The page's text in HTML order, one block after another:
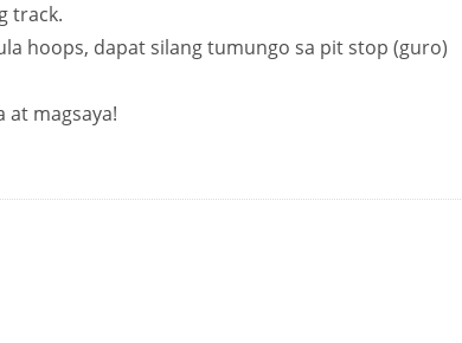
track.
hoops, dapat silang tumungo sa pit stop (guro)
at magsaya!